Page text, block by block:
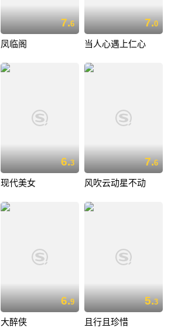
7.6
凤临阁
7.0
当人心遇上仁心
6.3
现代美女
7.6
风吹云动星不动
6.9
大醉侠
5.3
且行且珍惜